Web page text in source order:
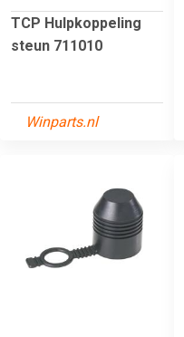
TCP Hulpkoppeling
steun 711010
Winparts.nl